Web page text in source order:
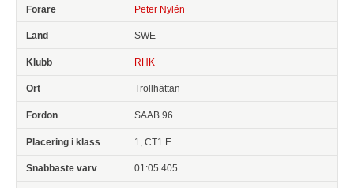
Peter Nylén
SWE
RHK
Trollhättan
SAAB 96
1, CT1 E
01:05.405